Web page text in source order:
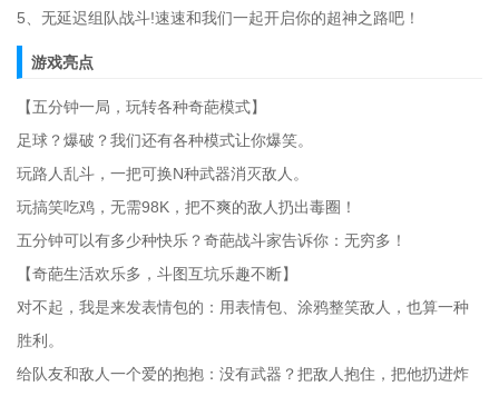
5、无延迟组队战斗!速速和我们一起开启你的超神之路吧！
游戏亮点
【五分钟一局，玩转各种奇葩模式】
足球？爆破？我们还有各种模式让你爆笑。
玩路人乱斗，一把可换N种武器消灭敌人。
玩搞笑吃鸡，无需98K，把不爽的敌人扔出毒圈！
五分钟可以有多少种快乐？奇葩战斗家告诉你：无穷多！
【奇葩生活欢乐多，斗图互坑乐趣不断】
对不起，我是来发表情包的：用表情包、涂鸦整笑敌人，也算一种
胜利。
给队友和敌人一个爱的抱抱：没有武器？把敌人抱住，把他扔进炸